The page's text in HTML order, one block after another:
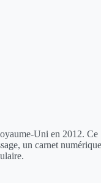
Uni en 2012. Ce
un carnet numérique